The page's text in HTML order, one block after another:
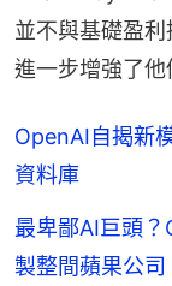
並不與基礎盈
進一步增強了他
OpenAI自揭新
資料庫
最卑鄙AI巨頭
製整間蘋果公司